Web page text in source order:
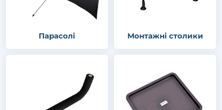
Парасолі Монтажні столики